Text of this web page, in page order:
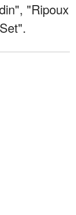
"Ripoux